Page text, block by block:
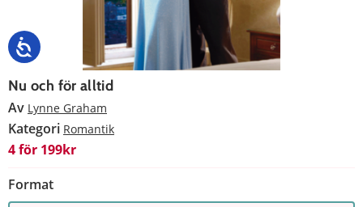
Nu och för alltid
Av Lynne Graham
Kategori Romantik
4 för 199kr
Format